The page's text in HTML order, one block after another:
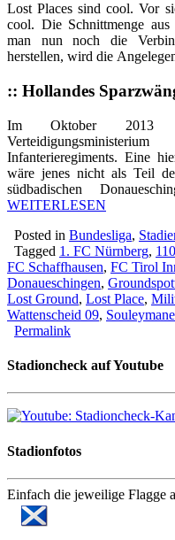
Lost Places sind cool. Vor
cool. Die Schnittmenge
man nun noch die
herstellen, wird die
:: Hollandes
Im Oktober 2013
Infanterieregiments. Eine
wäre jenes nicht als Teil
südbadischen
WEITERLESEN
Posted in Bundesliga,
Tagged 1. FC Nürnberg,
FC Schaffhausen, FC Tirol
Donaueschingen,
Lost Ground, Lost Place,
Wattenscheid 09,
Permalink
Stadioncheck auf Youtube
Stadionfotos
Einfach die jeweilige Flagge